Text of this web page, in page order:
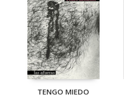
TENGO MIEDO